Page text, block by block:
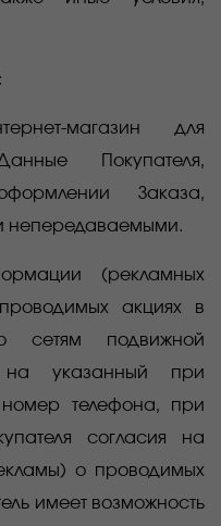
магазин для
Покупателя,
Заказа,
непередаваемыми.
(рекламных
акциях в
сетям подвижной
на указанный при
номер телефона, при
согласия на
о проводимых
имеет возможность